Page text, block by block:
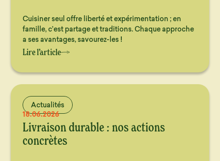
Cuisiner seul offre liberté et expérimentation ; en
famille, c’est partage et traditions. Chaque approche
a ses avantages, savourez-les !
Lire l’article
Actualités
18.06.2026
Livraison durable : nos actions
concrètes